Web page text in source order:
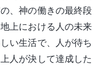
、神の働きの最終段
上における人の未来
い生活で、人が待ち
人が決して達成した